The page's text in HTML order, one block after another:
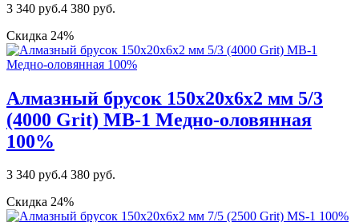
3 340 руб.4 380 руб.
Скидка 24%
Алмазный брусок 150х20х6х2 мм 5/3
(4000 Grit) MВ-1 Медно-оловянная
100%
3 340 руб.4 380 руб.
Скидка 24%